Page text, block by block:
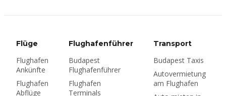
und Bolt bedeutet.
Flüge
Flughafen
Ankünfte
Flughafen
Abflüge
Flughafenführer
Budapest
Flughafenführer
Flughafen
Terminals
Transport
Budapest Taxis
Autovermietung
am Flughafen